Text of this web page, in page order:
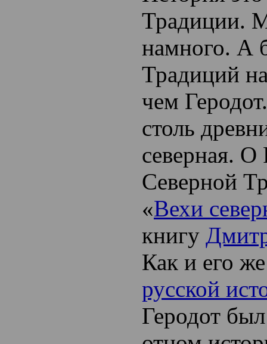
Традиции.
намного. А
Традиций
чем
столь
северная. О
Северной
«Вехи
книгу
Как и его
русской
Геродот